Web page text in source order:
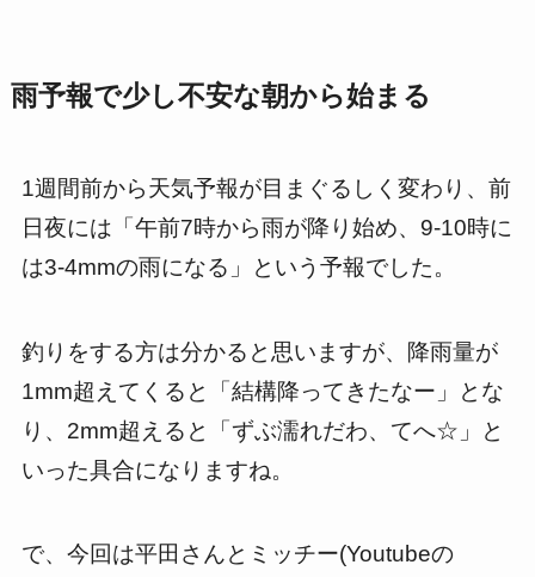
雨予報で少し不安な朝から始まる
1週間前から天気予報が目まぐるしく変わり、前
日夜には「午前7時から雨が降り始め、9-10時に
は3-4mmの雨になる」という予報でした。
釣りをする方は分かると思いますが、降雨量が
1mm超えてくると「結構降ってきたなー」とな
り、2mm超えると「ずぶ濡れだわ、てへ☆」と
いった具合になりますね。
で、今回は平田さんとミッチー(Youtubeの